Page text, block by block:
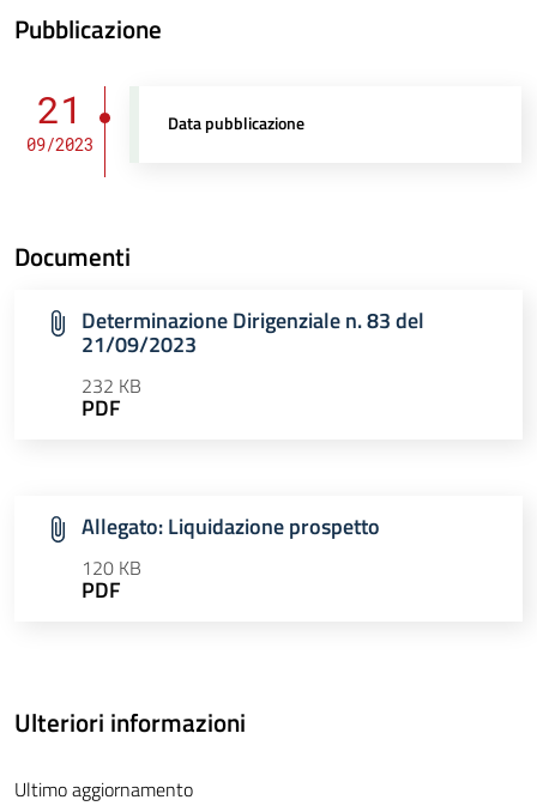
Pubblicazione
21
09/2023
Data pubblicazione
Documenti
Determinazione Dirigenziale n. 83 del
21/09/2023
232 KB
PDF
Allegato: Liquidazione prospetto
120 KB
PDF
Ulteriori informazioni
Ultimo aggiornamento